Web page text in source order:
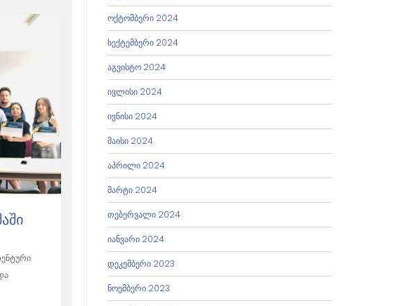
ოქტომბერი 2024
სექტემბერი 2024
აგვისტო 2024
ივლისი 2024
ივნისი 2024
მაისი 2024
აპრილი 2024
მარტი 2024
თებერვალი 2024
იანვარი 2024
დეკემბერი 2023
ნოემბერი 2023